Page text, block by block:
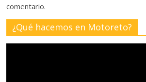
comentario.
¿Qué hacemos en Motoreto?